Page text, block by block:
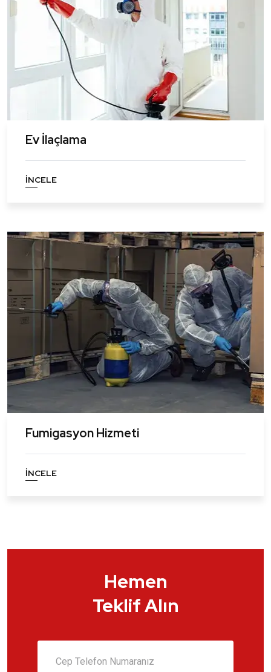
Ev İlaçlama
İNCELE
Fumigasyon Hizmeti
İNCELE
Hemen
Teklif Alın